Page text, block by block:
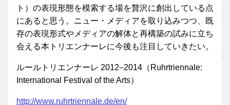
ト）の表現形態を模索する場を贅沢に創出している点
にあると思う。ニュー・メディアを取り込みつつ、既
存の表現形式やメディアの解体と再構築の試みに立ち
会える本トリエンナーレに今後も注目していきたい。
ルールトリエンナーレ 2012–2014（Ruhrtriennale:
International Festival of the Arts）
http://www.ruhrtriennale.de/en/